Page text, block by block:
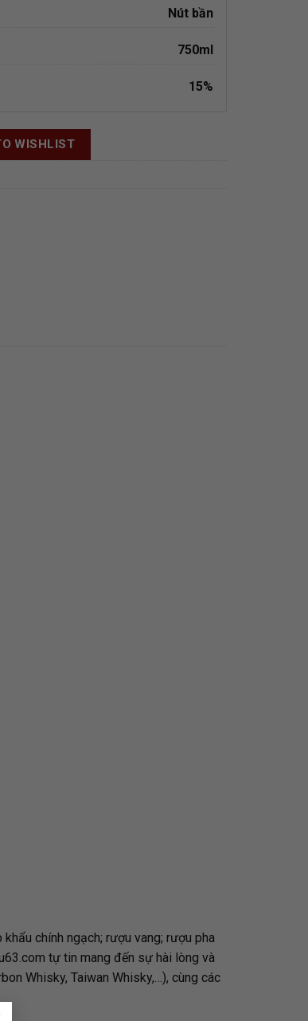
Nút bần
750ml
15%
WISHLIST
chính ngạch; rượu vang; rượu pha
tự tin mang đến sự hài lòng và
Whisky, Taiwan Whisky,…), cùng các